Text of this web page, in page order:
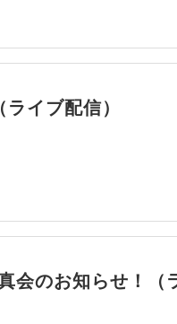
イブ配信）
会のお知らせ！（